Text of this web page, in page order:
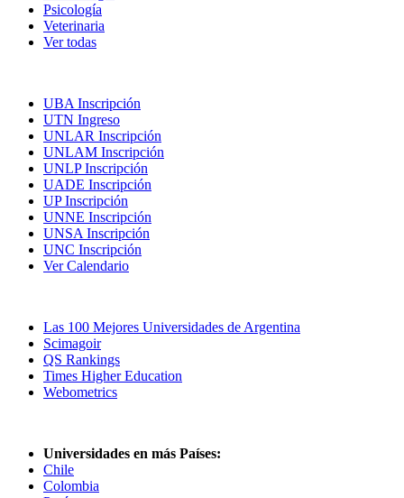
Psicología
Veterinaria
Ver todas
UBA Inscripción
UTN Ingreso
UNLAR Inscripción
UNLAM Inscripción
UNLP Inscripción
UADE Inscripción
UP Inscripción
UNNE Inscripción
UNSA Inscripción
UNC Inscripción
Ver Calendario
Las 100 Mejores Universidades de Argentina
Scimagoir
QS Rankings
Times Higher Education
Webometrics
Universidades en más Países:
Chile
Colombia